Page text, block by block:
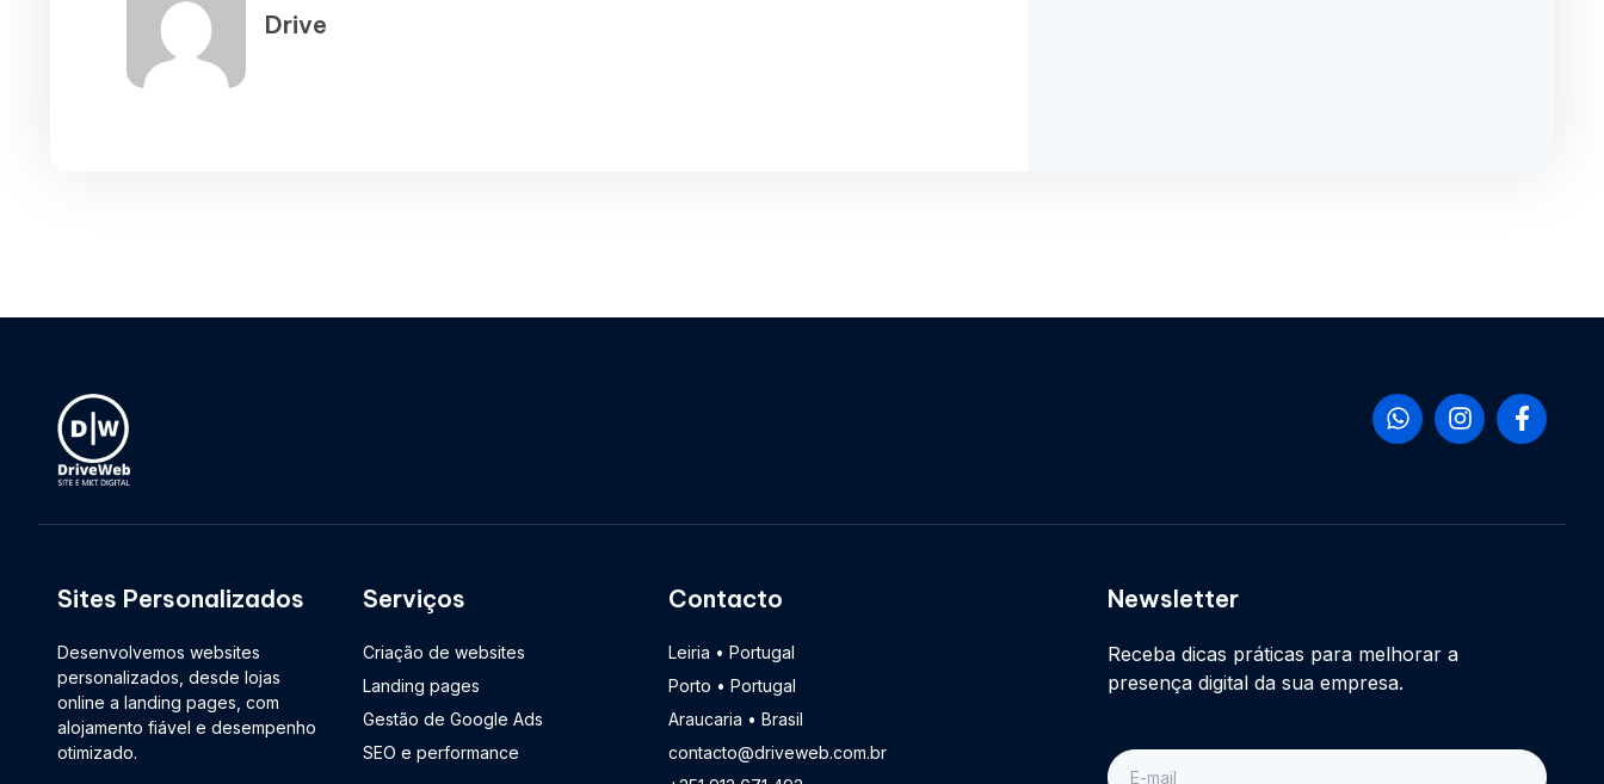
Drive
Sites Personalizados
Desenvolvemos websites
personalizados, desde lojas
online a landing pages, com
alojamento fiável e desempenho
otimizado.
Serviços
Criação de websites
Landing pages
Gestão de Google Ads
SEO e performance
Contacto
Leiria • Portugal
Porto • Portugal
Araucaria • Brasil
contacto@driveweb.com.br
Newsletter
Receba dicas práticas para melhorar a
presença digital da sua empresa.
E-